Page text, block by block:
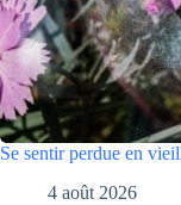
Se sentir perdue en
4 août 2026